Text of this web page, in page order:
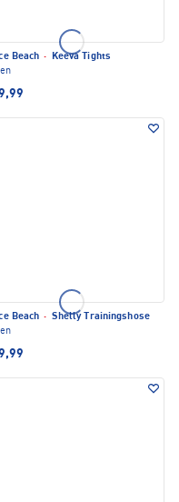
Beach ·
Keeva Tights
Beach · Shelly Trainingshose